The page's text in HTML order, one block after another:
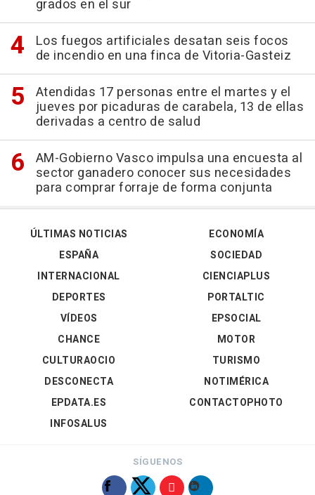
grados en el sur
Los fuegos artificiales desatan seis focos
de incendio en una finca de Vitoria-Gasteiz
Atendidas 17 personas entre el martes y el
jueves por picaduras de carabela, 13 de ellas
derivadas a centro de salud
AM-Gobierno Vasco impulsa una encuesta al
sector ganadero conocer sus necesidades
para comprar forraje de forma conjunta
ÚLTIMAS NOTICIAS
ESPAÑA
INTERNACIONAL
DEPORTES
VÍDEOS
ECONOMÍA
SOCIEDAD
CIENCIAPLUS
PORTALTIC
EPSOCIAL
CHANCE
CULTURAOCIO
DESCONECTA
EPDATA.ES
INFOSALUS
MOTOR
TURISMO
NOTIMÉRICA
CONTACTOPHOTO
SÍGUENOS